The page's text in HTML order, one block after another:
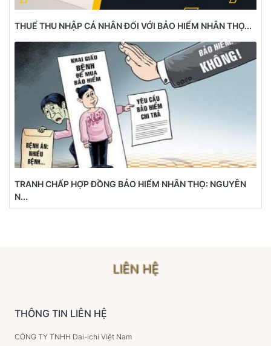
THUẾ THU NHẬP CÁ NHÂN ĐỐI VỚI BẢO HIỂM NHÂN THỌ...
TRANH CHẤP HỢP ĐỒNG BẢO HIỂM NHÂN THỌ: NGUYÊN
N...
LIÊN HỆ
THÔNG TIN LIÊN HỆ
CÔNG TY TNHH Dai-ichi Việt Nam